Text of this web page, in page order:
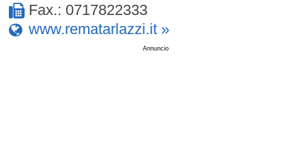
Fax.: 0717822333
www.rematarlazzi.it »
Annuncio